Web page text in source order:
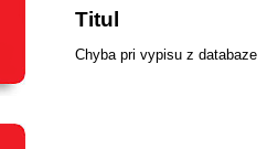
Titul
Chyba pri vypisu z databaze